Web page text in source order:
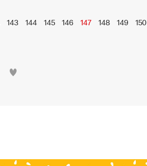
143 144 145 146 147 148 149 150
